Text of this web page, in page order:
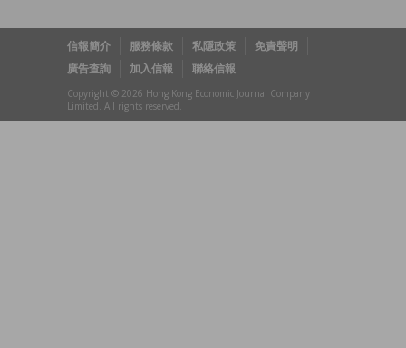
信報簡介 服務條款 私隱政策
免責聲明
廣告查詢
加入信報 聯絡信報
Copyright © 2026 Hong Kong Economic Journal Company
Limited. All rights reserved.